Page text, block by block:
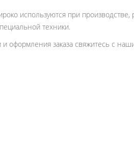
используются при
техники.
и оформления заказа свяжитесь с